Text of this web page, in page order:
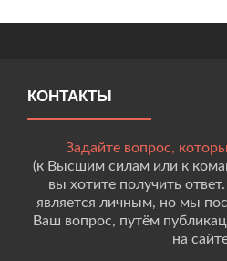
КОНТАКТЫ
Задайте вопрос,
(к Высшим силам или к
вы хотите получить
является личным, но мы
Ваш вопрос, путём
на